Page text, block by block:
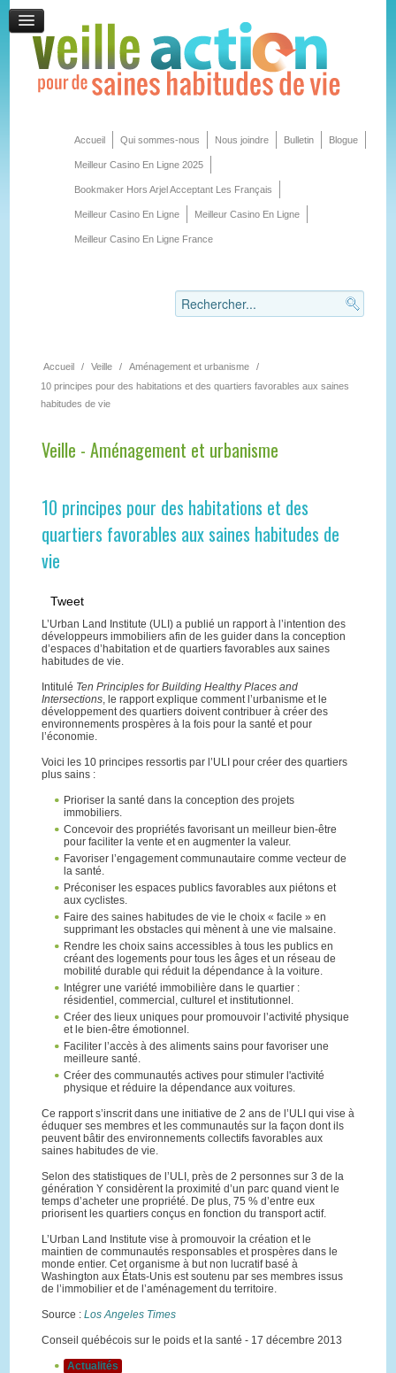
Accueil Qui sommes-nous Nous joindre Bulletin Blogue
Meilleur Casino En Ligne 2025
Bookmaker Hors Arjel Acceptant Les Français
Meilleur Casino En Ligne Meilleur Casino En Ligne
Meilleur Casino En Ligne France
Accueil / Veille / Aménagement et urbanisme
/
10 principes pour des habitations et des quartiers favorables aux saines
habitudes de vie
Veille - Aménagement et urbanisme
10 principes pour des habitations et des
quartiers favorables aux saines habitudes de
vie
Tweet
L’Urban Land Institute (ULI) a publié un rapport à l’intention des
développeurs immobiliers afin de les guider dans la conception
d’espaces d’habitation et de quartiers favorables aux saines
habitudes de vie.
Intitulé Ten Principles for Building Healthy Places and
Intersections, le rapport explique comment l’urbanisme et le
développement des quartiers doivent contribuer à créer des
environnements prospères à la fois pour la santé et pour
l’économie.
Voici les 10 principes ressortis par l’ULI pour créer des quartiers
plus sains :
Prioriser la santé dans la conception des projets
immobiliers.
Concevoir des propriétés favorisant un meilleur bien-être
pour faciliter la vente et en augmenter la valeur.
Favoriser l’engagement communautaire comme vecteur de
la santé.
Préconiser les espaces publics favorables aux piétons et
aux cyclistes.
Faire des saines habitudes de vie le choix « facile » en
supprimant les obstacles qui mènent à une vie malsaine.
Rendre les choix sains accessibles à tous les publics en
créant des logements pour tous les âges et un réseau de
mobilité durable qui réduit la dépendance à la voiture.
Intégrer une variété immobilière dans le quartier :
résidentiel, commercial, culturel et institutionnel.
Créer des lieux uniques pour promouvoir l’activité physique
et le bien-être émotionnel.
Faciliter l’accès à des aliments sains pour favoriser une
meilleure santé.
Créer des communautés actives pour stimuler l'activité
physique et réduire la dépendance aux voitures.
Ce rapport s’inscrit dans une initiative de 2 ans de l’ULI qui vise à
éduquer ses membres et les communautés sur la façon dont ils
peuvent bâtir des environnements collectifs favorables aux
saines habitudes de vie.
Selon des statistiques de l’ULI, près de 2 personnes sur 3 de la
génération Y considèrent la proximité d’un parc quand vient le
temps d’acheter une propriété. De plus, 75 % d’entre eux
priorisent les quartiers conçus en fonction du transport actif.
L’Urban Land Institute vise à promouvoir la création et le
maintien de communautés responsables et prospères dans le
monde entier. Cet organisme à but non lucratif basé à
Washington aux États-Unis est soutenu par ses membres issus
de l’immobilier et de l’aménagement du territoire.
Source : Los Angeles Times
Conseil québécois sur le poids et la santé - 17 décembre 2013
Actualités